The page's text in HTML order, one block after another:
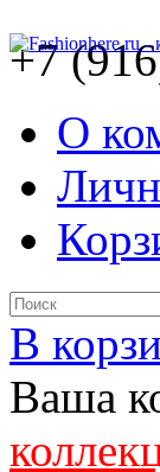
+7
О
В
Ваша